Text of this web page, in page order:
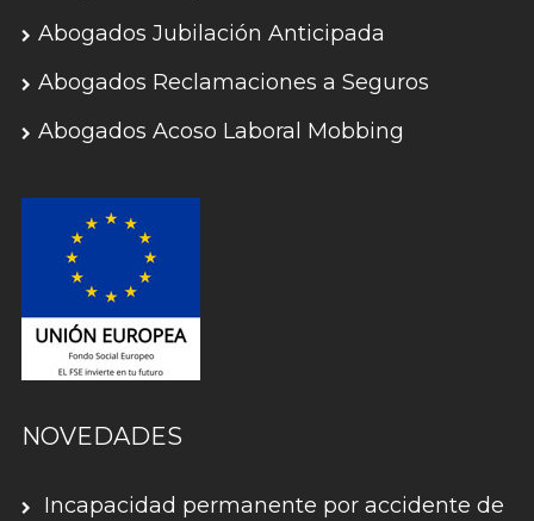
Abogados Jubilación Anticipada
Abogados Reclamaciones a Seguros
Abogados Acoso Laboral Mobbing
NOVEDADES
Incapacidad permanente por accidente de